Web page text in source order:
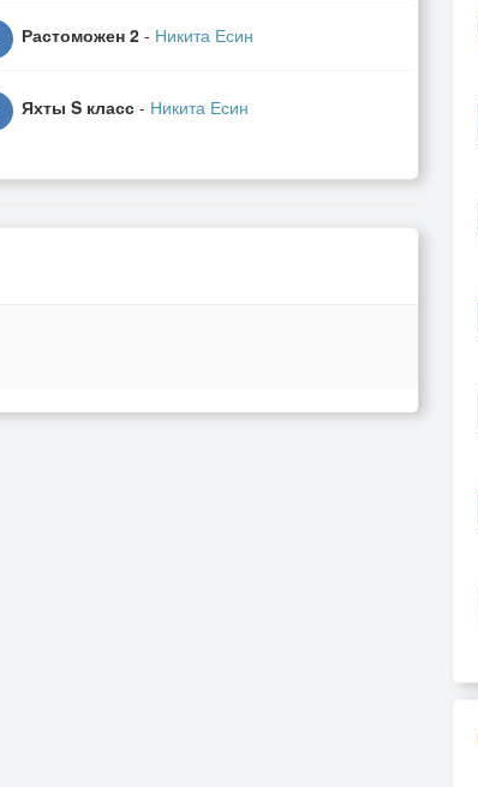
Растоможен 2 - Никита Есин
Яхты S класс - Никита Есин